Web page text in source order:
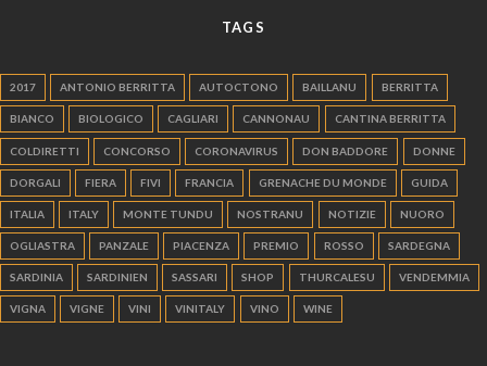
TAGS
2017 ANTONIO BERRITTA AUTOCTONO BAILLANU BERRITTA
BIANCO BIOLOGICO CAGLIARI CANNONAU CANTINA BERRITTA
COLDIRETTI CONCORSO CORONAVIRUS DON BADDORE DONNE
DORGALI FIERA FIVI FRANCIA GRENACHE DU MONDE GUIDA
ITALIA ITALY MONTE TUNDU NOSTRANU NOTIZIE NUORO
OGLIASTRA PANZALE PIACENZA PREMIO ROSSO SARDEGNA
SARDINIA SARDINIEN SASSARI SHOP THURCALESU VENDEMMIA
VIGNA VIGNE VINI VINITALY VINO WINE